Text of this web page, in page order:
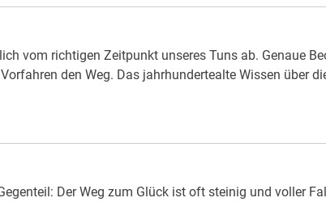
vom richtigen Zeitpunkt unseres Tuns ab. Genaue
den Weg. Das jahrhundertealte Wissen über
Der Weg zum Glück ist oft steinig und voller